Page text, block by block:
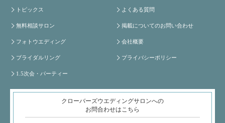
トピックス
無料相談サロン
フォトウエディング
ブライダルリング
1.5次会・パーティー
よくある質問
掲載についてのお問い合わせ
会社概要
プライバシーポリシー
クローバーズウエディングサロンへの
お問合わせはこちら